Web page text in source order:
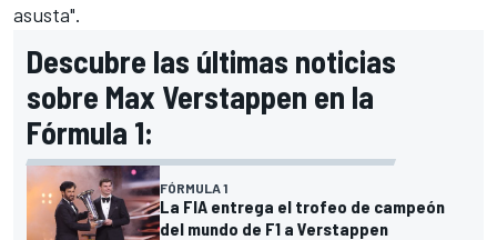
asusta".
Descubre las últimas noticias
sobre Max Verstappen en la
Fórmula 1:
FÓRMULA 1
La FIA entrega el trofeo de campeón
del mundo de F1 a Verstappen